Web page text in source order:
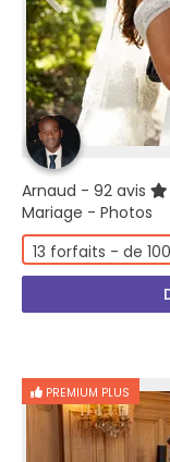
Arnaud - 92 avis
Mariage - Photos
13 forfaits - de
PREMIUM PLUS